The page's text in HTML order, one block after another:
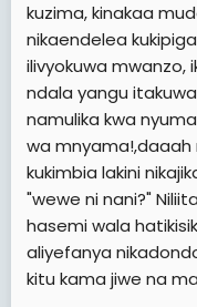
kuzima, kinakaa
nikaendelea
ilivyokuwa mwanzo,
ndala yangu
namulika kwa
wa mnyama!,daaah
kukimbia lakini
"wewe ni nani?"
hasemi wala
aliyefanya
kitu kama jiwe na